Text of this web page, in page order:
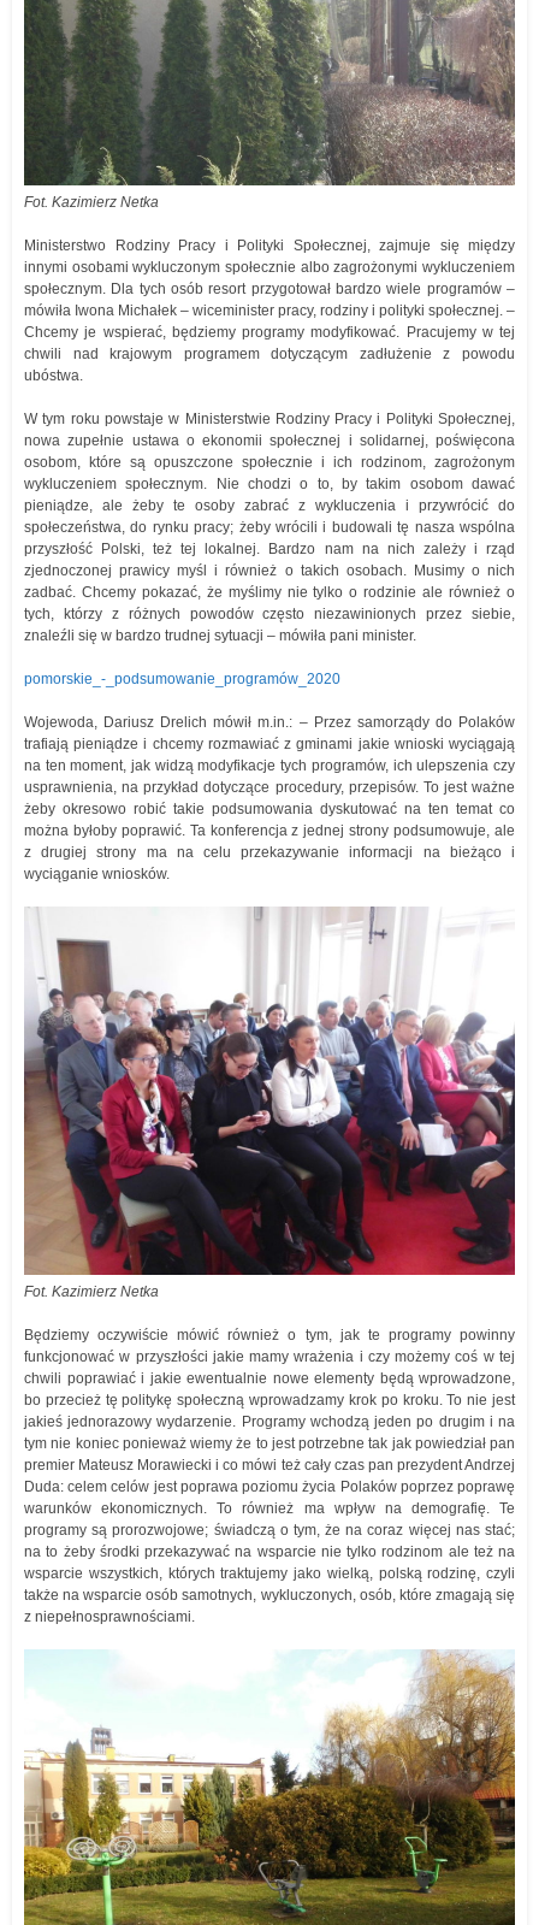
Fot. Kazimierz Netka
Ministerstwo Rodziny Pracy i Polityki Społecznej, zajmuje się między
innymi osobami wykluczonym społecznie albo zagrożonymi wykluczeniem
społecznym. Dla tych osób resort przygotował bardzo wiele programów –
mówiła Iwona Michałek – wiceminister pracy, rodziny i polityki społecznej. –
Chcemy je wspierać, będziemy programy modyfikować. Pracujemy w tej
chwili nad krajowym programem dotyczącym zadłużenie z powodu
ubóstwa.
W tym roku powstaje w Ministerstwie Rodziny Pracy i Polityki Społecznej,
nowa zupełnie ustawa o ekonomii społecznej i solidarnej, poświęcona
osobom, które są opuszczone społecznie i ich rodzinom, zagrożonym
wykluczeniem społecznym. Nie chodzi o to, by takim osobom dawać
pieniądze, ale żeby te osoby zabrać z wykluczenia i przywrócić do
społeczeństwa, do rynku pracy; żeby wrócili i budowali tę nasza wspólna
przyszłość Polski, też tej lokalnej. Bardzo nam na nich zależy i rząd
zjednoczonej prawicy myśl i również o takich osobach. Musimy o nich
zadbać. Chcemy pokazać, że myślimy nie tylko o rodzinie ale również o
tych, którzy z różnych powodów często niezawinionych przez siebie,
znaleźli się w bardzo trudnej sytuacji – mówiła pani minister.
pomorskie_-_podsumowanie_programów_2020
Wojewoda, Dariusz Drelich mówił m.in.: – Przez samorządy do Polaków
trafiają pieniądze i chcemy rozmawiać z gminami jakie wnioski wyciągają
na ten moment, jak widzą modyfikacje tych programów, ich ulepszenia czy
usprawnienia, na przykład dotyczące procedury, przepisów. To jest ważne
żeby okresowo robić takie podsumowania dyskutować na ten temat co
można byłoby poprawić. Ta konferencja z jednej strony podsumowuje, ale
z drugiej strony ma na celu przekazywanie informacji na bieżąco i
wyciąganie wniosków.
Fot. Kazimierz Netka
Będziemy oczywiście mówić również o tym, jak te programy powinny
funkcjonować w przyszłości jakie mamy wrażenia i czy możemy coś w tej
chwili poprawiać i jakie ewentualnie nowe elementy będą wprowadzone,
bo przecież tę politykę społeczną wprowadzamy krok po kroku. To nie jest
jakieś jednorazowy wydarzenie. Programy wchodzą jeden po drugim i na
tym nie koniec ponieważ wiemy że to jest potrzebne tak jak powiedział pan
premier Mateusz Morawiecki i co mówi też cały czas pan prezydent Andrzej
Duda: celem celów jest poprawa poziomu życia Polaków poprzez poprawę
warunków ekonomicznych. To również ma wpływ na demografię. Te
programy są prorozwojowe; świadczą o tym, że na coraz więcej nas stać;
na to żeby środki przekazywać na wsparcie nie tylko rodzinom ale też na
wsparcie wszystkich, których traktujemy jako wielką, polską rodzinę, czyli
także na wsparcie osób samotnych, wykluczonych, osób, które zmagają się
z niepełnosprawnościami.